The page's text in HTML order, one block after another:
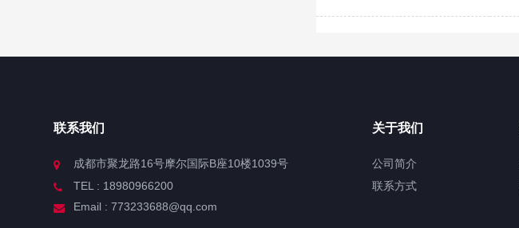
联系我们
成都市聚龙路16号摩尔国际B座10楼1039号
TEL : 18980966200
Email : 773233688@qq.com
关于我们
公司简介
联系方式